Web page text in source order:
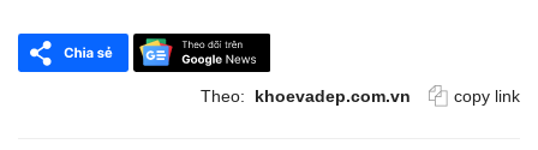
Theo: khoevadep.com.vn copy link